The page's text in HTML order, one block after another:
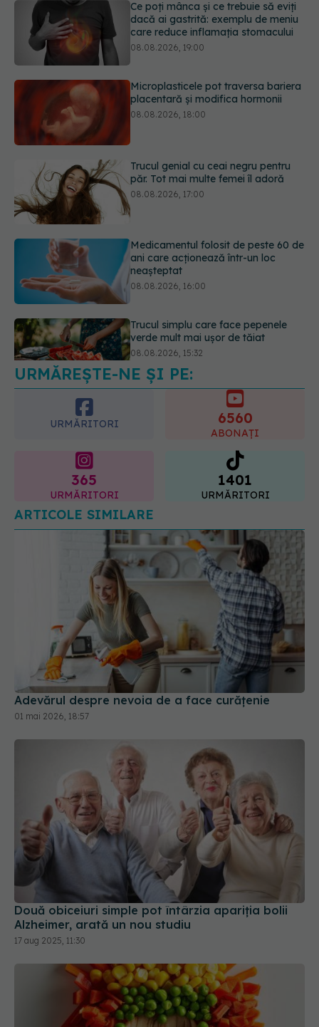
Microplasticele pot traversa bariera
placentară și modifica hormonii
Trucul genial cu ceai negru pentru
păr. Tot mai multe femei îl adoră
08.08.2026, 17:00
Medicamentul folosit de peste 60 de
ani care acționează într-un loc
neașteptat
Trucul simplu care face pepenele
verde mult mai ușor de tăiat
Ce poți mânca și ce trebuie să eviți
dacă ai gastrită: exemplu de meniu
care reduce inflamația stomacului
08.08.2026, 19:00
URMĂREȘTE-NE ȘI PE:
URMĂRITORI
365 1401
ARTICOLE SIMILARE
Adevărul despre nevoia de a face curățenie
01 mai 2026, 18:57
Două obiceiuri simple pot întârzia apariția bolii
Alzheimer, arată un nou studiu
17 aug 2025, 11:30